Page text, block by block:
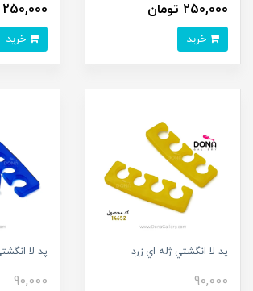
250,000 تومان
250,000 تومان
پد لا انگشتي ژله اي زرد
90,000
پد لا
90,000